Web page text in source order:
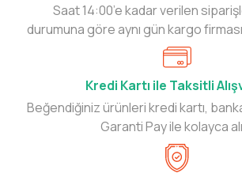
Saat 14:00’e kadar verilen
durumuna göre aynı gün kargo
Kredi Kartı ile Taksitli
Beğendiğiniz ürünleri kredi kartı,
Garanti Pay ile kolayca